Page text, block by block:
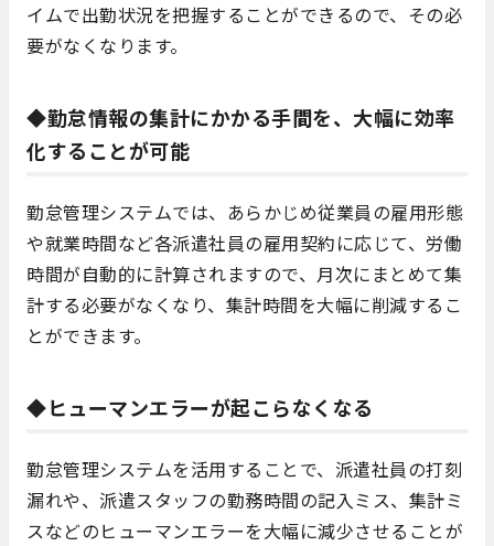
イムで出勤状況を把握することができるので、その必
要がなくなります。
◆勤怠情報の集計にかかる手間を、大幅に効率
化することが可能
勤怠管理システムでは、あらかじめ従業員の雇用形態
や就業時間など各派遣社員の雇用契約に応じて、労働
時間が自動的に計算されますので、月次にまとめて集
計する必要がなくなり、集計時間を大幅に削減するこ
とができます。
◆ヒューマンエラーが起こらなくなる
勤怠管理システムを活用することで、派遣社員の打刻
漏れや、派遣スタッフの勤務時間の記入ミス、集計ミ
スなどのヒューマンエラーを大幅に減少させることが